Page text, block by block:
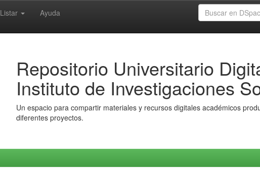
Listar Ayuda
Repositorio Universitario
Instituto de Investigaciones
Un espacio para compartir materiales y recursos digitales académicos
diferentes proyectos.